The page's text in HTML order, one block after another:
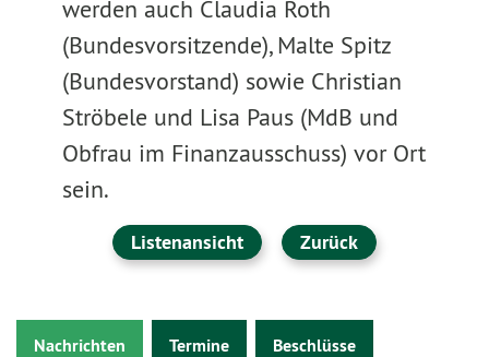
werden auch Claudia Roth
(Bundesvorsitzende), Malte Spitz
(Bundesvorstand) sowie Christian
Ströbele und Lisa Paus (MdB und
Obfrau im Finanzausschuss) vor Ort
sein.
Listenansicht Zurück
Nachrichten Termine Beschlüsse